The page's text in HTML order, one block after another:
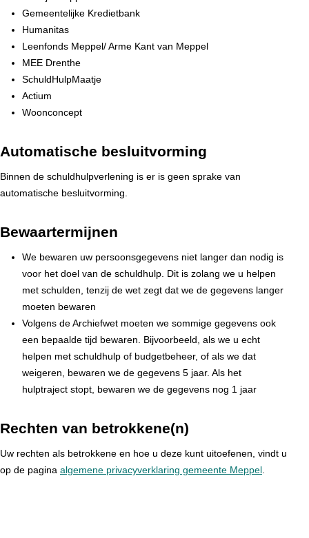
Gemeentelijke Kredietbank
Humanitas
Leenfonds Meppel/ Arme Kant van Meppel
MEE Drenthe
SchuldHulpMaatje
Actium
Woonconcept
Automatische besluitvorming
Binnen de schuldhulpverlening is er is geen sprake van
automatische besluitvorming.
Bewaartermijnen
We bewaren uw persoonsgegevens niet langer dan nodig is
voor het doel van de schuldhulp. Dit is zolang we u helpen
met schulden, tenzij de wet zegt dat we de gegevens langer
moeten bewaren
Volgens de Archiefwet moeten we sommige gegevens ook
een bepaalde tijd bewaren. Bijvoorbeeld, als we u echt
helpen met schuldhulp of budgetbeheer, of als we dat
weigeren, bewaren we de gegevens 5 jaar. Als het
hulptraject stopt, bewaren we de gegevens nog 1 jaar
Rechten van betrokkene(n)
Uw rechten als betrokkene en hoe u deze kunt uitoefenen, vindt u
op de pagina algemene privacyverklaring gemeente Meppel